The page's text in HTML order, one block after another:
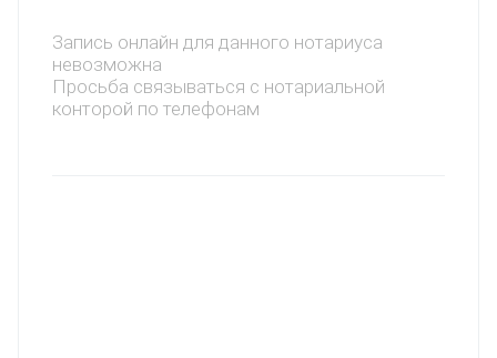
Запись онлайн для данного нотариуса
невозможна
Просьба связываться с нотариальной
конторой по телефонам